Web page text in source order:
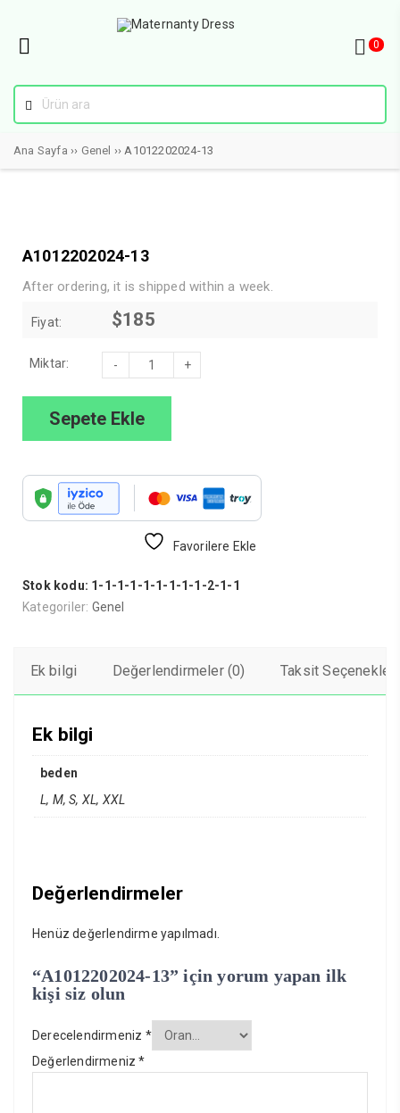
0
Ana Sayfa ›› Genel ›› A1012202024-13
A1012202024-13
After ordering, it is shipped within a week.
Fiyat: $185
Miktar:
A1012202024-
adet
Sepete Ekle
Favorilere Ekle
Stok kodu: 1-1-1-1-1-1-1-1-1-2-1-1
Kategoriler: Genel
Ek bilgi Değerlendirmeler (0) Taksit Seçenekleri
Ek bilgi
beden
L, M, S, XL, XXL
Değerlendirmeler
Henüz değerlendirme yapılmadı.
“A1012202024-13” için yorum yapan ilk
kişi siz olun
Derecelendirmeniz *
Değerlendirmeniz*